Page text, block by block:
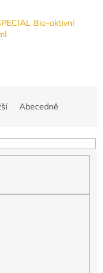
Bio-aktivní
Abecedně